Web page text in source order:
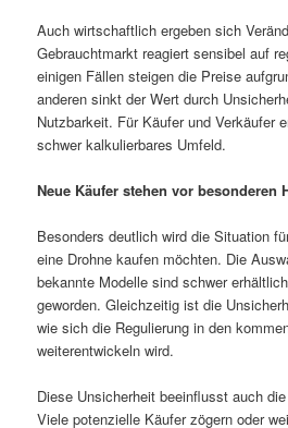
Auch wirtschaftlich ergeben sich
Gebrauchtmarkt reagiert sensibel auf
einigen Fällen steigen die Preise
anderen sinkt der Wert durch
Nutzbarkeit. Für Käufer und Verkäufer
schwer kalkulierbares Umfeld.
Neue Käufer stehen vor besonderen
Besonders deutlich wird die Situation
eine Drohne kaufen möchten. Die
bekannte Modelle sind schwer
geworden. Gleichzeitig ist die
wie sich die Regulierung in den
weiterentwickeln wird.
Diese Unsicherheit beeinflusst auch
Viele potenzielle Käufer zögern oder